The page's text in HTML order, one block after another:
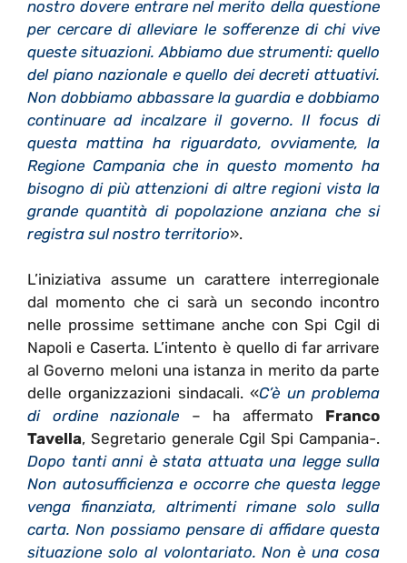
nostro dovere entrare nel merito della questione
per cercare di alleviare le sofferenze di chi vive
queste situazioni. Abbiamo due strumenti: quello
del piano nazionale e quello dei decreti attuativi.
Non dobbiamo abbassare la guardia e dobbiamo
continuare ad incalzare il governo. Il focus di
questa mattina ha riguardato, ovviamente, la
Regione Campania che in questo momento ha
bisogno di più attenzioni di altre regioni vista la
grande quantità di popolazione anziana che si
registra sul nostro territorio».
L’iniziativa assume un carattere interregionale
dal momento che ci sarà un secondo incontro
nelle prossime settimane anche con Spi Cgil di
Napoli e Caserta. L’intento è quello di far arrivare
al Governo meloni una istanza in merito da parte
delle organizzazioni sindacali. «C’è un problema
di ordine nazionale – ha affermato Franco
Tavella, Segretario generale Cgil Spi Campania-.
Dopo tanti anni è stata attuata una legge sulla
Non autosufficienza e occorre che questa legge
venga finanziata, altrimenti rimane solo sulla
carta. Non possiamo pensare di affidare questa
situazione solo al volontariato. Non è una cosa